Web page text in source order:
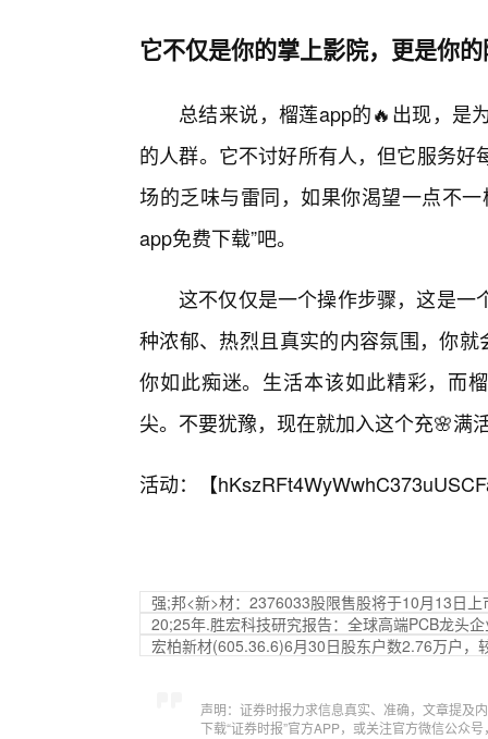
它不仅是你的掌上影院，更是你
总结来说，榴莲app的🔥出现，是
的人群。它不讨好所有人，但它服务
场的乏味与雷同，如果你渴望一点不
app免费下载”吧。
这不仅仅是一个操作步骤，这是一
种浓郁、热烈且真实的内容氛围，你
你如此痴迷。生活本该如此精彩，而
尖。不要犹豫，现在就加入这个充🌸满
活动：【
强;邦<新>材：2376033股限售股将于10月13日上
20;25年.胜宏科技研究报告：全球高端PCB龙头
宏柏新材(605.36.6)6月30日股东户数2.76万户，
声明：证券时报力求信息真实、准确，文章提及
下载“证券时报”官方APP，或关注官方微信公众